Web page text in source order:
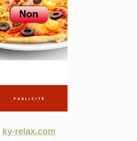
ky-relax.com